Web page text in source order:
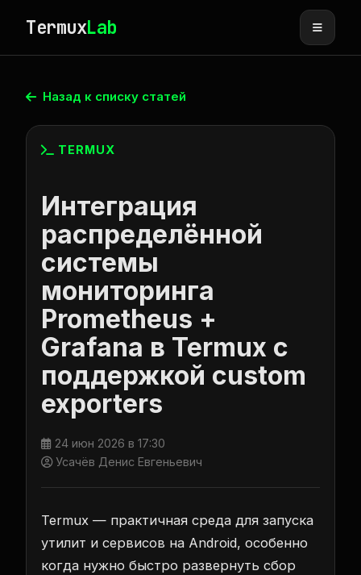
TermuxLab
Назад к списку статей
TERMUX
Интеграция
распределённой
системы
мониторинга
Prometheus +
Grafana в Termux с
поддержкой custom
exporters
24 июн 2026 в 17:30
Усачёв Денис Евгеньевич
Termux — практичная среда для запуска
утилит и сервисов на Android, особенно
когда нужно быстро развернуть сбор